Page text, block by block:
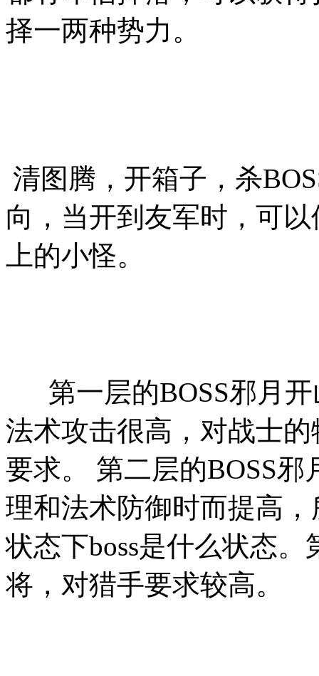
择一两种势力。
清图腾，开箱子，杀
向，当开到友军时，可
上的小怪。
第一层的BOSS邪月开
法术攻击很高，对战士
要求。 第二层的BOSS
理和法术防御时而提高
状态下boss是什么状态
将，对猎手要求较高。